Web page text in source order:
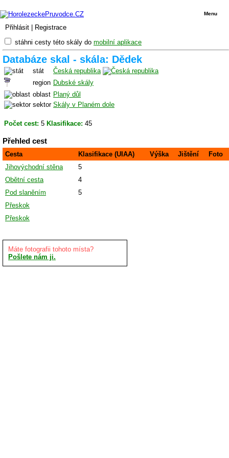
Přihlásit Registrace
Menu
stáhni cesty této skály do mobilní aplikace
Databáze skal - skála: Dědek
stát
Česká republika
region Dubské skály
oblast Planý důl
sektor Skály v Planém dole
Počet cest: 5 Klasifikace: 45
Přehled cest
Cesta Klasifikace (UIAA) Výška Jištění
Foto
Jihovýchodní stěna
5
Obětní cesta
4
Pod slaněním
5
Přeskok
Přeskok
Máte fotografii tohoto místa?
Pošlete nám ji.